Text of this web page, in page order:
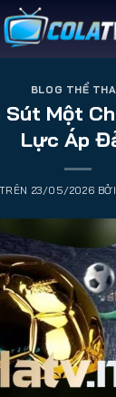
BLOG THỂ
Sút Một
Lực Áp
23/05/2026 BỞI